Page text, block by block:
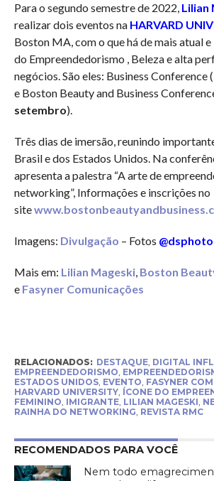
Para o segundo semestre de 2022, Lilian
realizar dois eventos na HARVARD
Boston MA, com o que há de mais atual
do Empreendedorismo , Beleza e alta
negócios. São eles: Business Conference (
e Boston Beauty and Business
setembro).
Três dias de imersão, reunindo
Brasil e dos Estados Unidos. Na
apresenta a palestra “A arte de
networking”, Informações e inscrições no
site
Imagens: Divulgação – Fotos
Mais em: Lilian Mageski, Boston
e Fasyner Comunicações
RELACIONADOS: DESTAQUE, DIGITAL
EMPREENDEDORISMO,
ESTADOS UNIDOS, EVENTO, FASYNER
HARVARD UNIVERSITY, ÍCONE DO
FEMININO, IMIGRANTE, LILIAN MAGESKI,
RAINHA DO NETWORKING, REVISTA RMC
RECOMENDADOS PARA VOCÊ
Nem todo